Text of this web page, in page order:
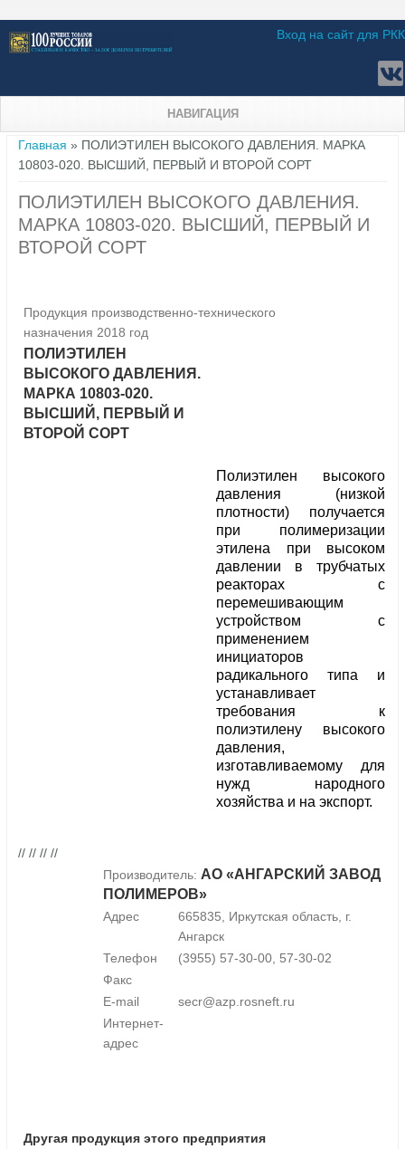
Вход на сайт для РКК
НАВИГАЦИЯ
Вы здесь
Главная » ПОЛИЭТИЛЕН ВЫСОКОГО ДАВЛЕНИЯ. МАРКА
10803-020. ВЫСШИЙ, ПЕРВЫЙ И ВТОРОЙ СОРТ
ПОЛИЭТИЛЕН ВЫСОКОГО ДАВЛЕНИЯ.
МАРКА 10803-020. ВЫСШИЙ, ПЕРВЫЙ И
ВТОРОЙ СОРТ
Продукция производственно-технического
назначения 2018 год
ПОЛИЭТИЛЕН
ВЫСОКОГО ДАВЛЕНИЯ.
МАРКА 10803-020.
ВЫСШИЙ, ПЕРВЫЙ И
ВТОРОЙ СОРТ
Полиэтилен высокого
давления (низкой
плотности) получается
при полимеризации
этилена при высоком
давлении в трубчатых
реакторах с
перемешивающим
устройством с
применением
инициаторов
радикального типа и
устанавливает
требования к
полиэтилену высокого
давления,
изготавливаемому для
нужд народного
хозяйства и на экспорт.
// // // //
Производитель: АО «АНГАРСКИЙ ЗАВОД
ПОЛИМЕРОВ»
Адрес
665835, Иркутская область, г.
Ангарск
Телефон
(3955) 57-30-00, 57-30-02
Факс
E-mail
secr@azp.rosneft.ru
Интернет-
адрес
Другая продукция этого предприятия